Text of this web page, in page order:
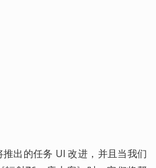
出的任务 UI 改进，并且当我们